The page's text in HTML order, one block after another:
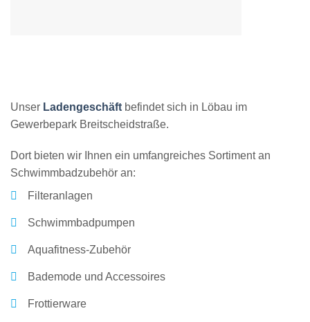
Unser Ladengeschäft befindet sich in Löbau im
Gewerbepark Breitscheidstraße.
Dort bieten wir Ihnen ein umfangreiches Sortiment an
Schwimmbadzubehör an:
Filteranlagen
Schwimmbadpumpen
Aquafitness-Zubehör
Bademode und Accessoires
Frottierware